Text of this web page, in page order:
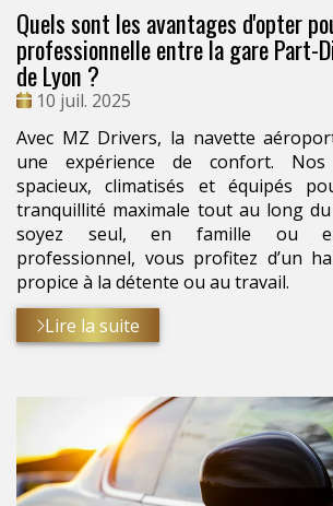
Quels sont les avantages d'opter
professionnelle entre la gare Part-
de Lyon ?
Date
10 juil. 2025
Avec MZ Drivers, la navette
une expérience de confort.
spacieux, climatisés et équipés
tranquillité maximale tout au long
soyez seul, en famille ou en
professionnel, vous profitez d’un
propice à la détente ou au travail.
Lire la suite